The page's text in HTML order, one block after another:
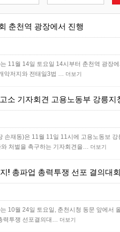
춘천역 광장에서 진행
11월 14일 토요일 14시부터 춘천역 광장
악저지와 전태일3법 … 더보기
소 기자회견 고용노동부 강릉지
손재동)은 11월 11일 11시에 고용노동보
처벌을 촉구하는 기자회견을… 더보기
! 총파업 총력투쟁 선포 결의대
10월 24일 토요일, 춘천시청 동문 앞에서
력투쟁 선포결의대… 더보기